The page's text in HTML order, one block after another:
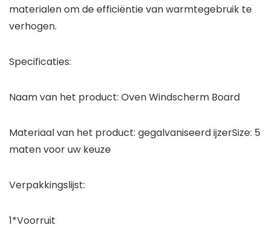
materialen om de efficiëntie van warmtegebruik te
verhogen.
Specificaties:
Naam van het product: Oven Windscherm Board
Materiaal van het product: gegalvaniseerd ijzerSize: 5
maten voor uw keuze
Verpakkingslijst:
1*Voorruit